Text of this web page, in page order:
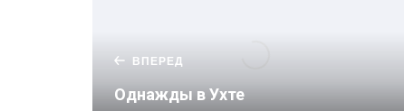
ВПЕРЕД
Однажды в Ухте